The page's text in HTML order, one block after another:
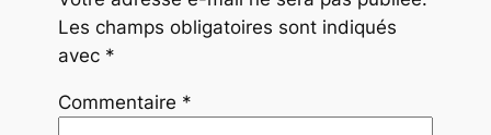
Les champs obligatoires sont indiqués
avec *
Commentaire *